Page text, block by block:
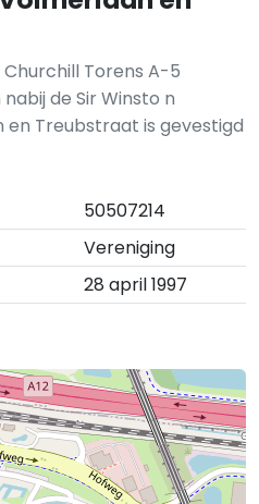
Torens A-5
de Sir Winsto n
en Treubstraat is gevestigd
50507214
Vereniging
28 april 1997